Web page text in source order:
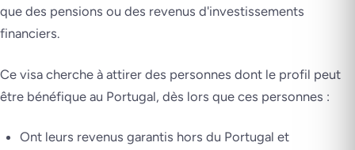
que des pensions ou des revenus d'investissements
financiers.
Ce visa cherche à attirer des personnes dont le profil peut
être bénéfique au Portugal, dès lors que ces personnes :
Ont leurs revenus garantis hors du Portugal et